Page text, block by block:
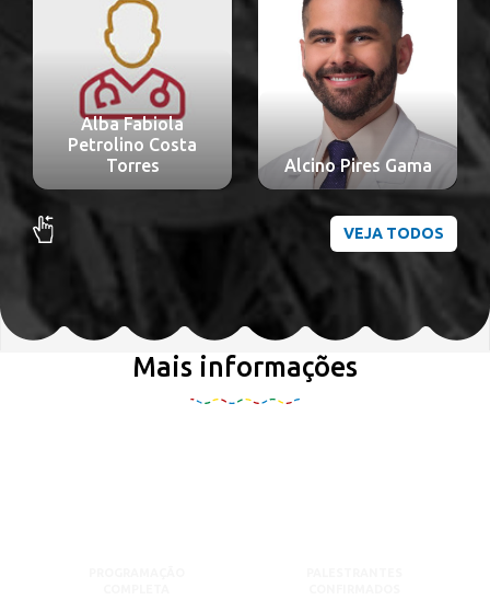
Alba Fabiola
Petrolino Costa
Torres
Alcino Pires Gama
VEJA TODOS
Mais informações